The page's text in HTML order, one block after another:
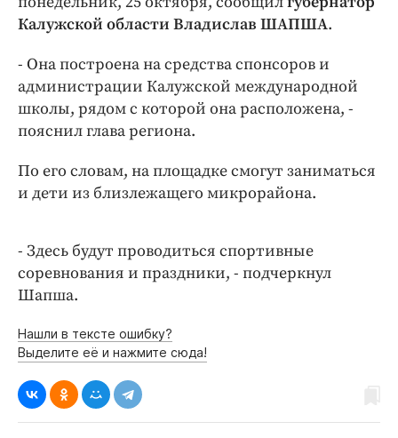
Интересное чтиво
Клиника года
Бренд года
Работодатель года
Калужской области Владислав ШАПША.
- Она построена на средства спонсоров и
администрации Калужской международной
школы, рядом с которой она расположена, -
пояснил глава региона.
По его словам, на площадке смогут заниматься
и дети из близлежащего микрорайона.
- Здесь будут проводиться спортивные
соревнования и праздники, - подчеркнул
Шапша.
Нашли в тексте ошибку?
Выделите её и нажмите сюда!